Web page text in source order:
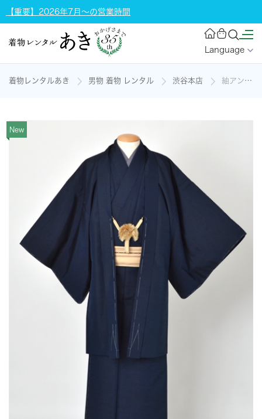
【重要】2026年7月～の営業時間
Language
着物レンタルあき 男物 着物 レンタル 渋谷本店 紬アンサンブル[濃紺]の着物レンタル
New